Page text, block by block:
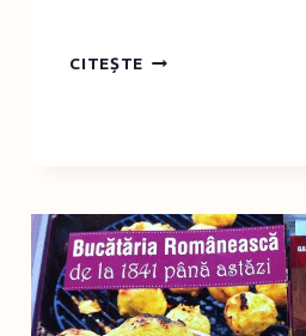
CITEȘTE CĂRȚILE
POLIȚISTE